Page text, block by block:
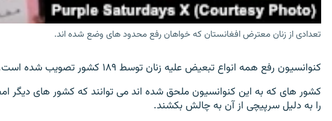
تعدادی از زنان معترض افغانستان که خواهان رفع محدود های وضع شده اند.
کنوانسیون رفع همه انواع تبعیض علیه زنان توسط ۱۸۹ کشور تصویب شده است.
کشور های که به این کنوانسیون ملحق شده اند می توانند که کشور های دیگر
را به دلیل سرپیچی از آن به چالش بکشند.